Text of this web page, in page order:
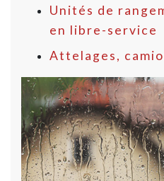
Unités de
en libre-service
Attelages,